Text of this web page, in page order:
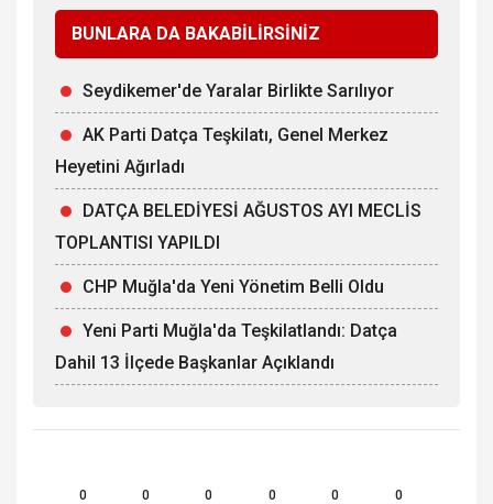
BUNLARA DA BAKABİLİRSİNİZ
Seydikemer'de Yaralar Birlikte Sarılıyor
AK Parti Datça Teşkilatı, Genel Merkez
Heyetini Ağırladı
DATÇA BELEDİYESİ AĞUSTOS AYI MECLİS
TOPLANTISI YAPILDI
CHP Muğla'da Yeni Yönetim Belli Oldu
Yeni Parti Muğla'da Teşkilatlandı: Datça
Dahil 13 İlçede Başkanlar Açıklandı
0 0 0 0 0 0